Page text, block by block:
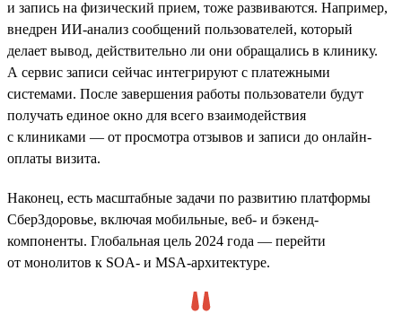
и запись на физический прием, тоже развиваются. Например,
внедрен ИИ-анализ сообщений пользователей, который
делает вывод, действительно ли они обращались в клинику.
А сервис записи сейчас интегрируют с платежными
системами. После завершения работы пользователи будут
получать единое окно для всего взаимодействия
с клиниками — от просмотра отзывов и записи до онлайн-
оплаты визита.
Наконец, есть масштабные задачи по развитию платформы
СберЗдоровье, включая мобильные, веб- и бэкенд-
компоненты. Глобальная цель 2024 года — перейти
от монолитов к SOA- и MSA-архитектуре.